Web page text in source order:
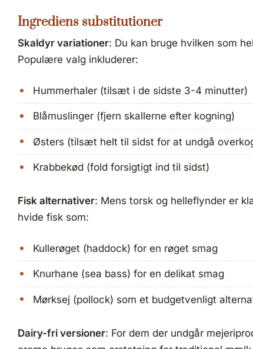
Ingrediens substitutioner
Skaldyr variationer: Du kan bruge hvilken som
Populære valg inkluderer:
Hummerhaler (tilsæt i de sidste 3-4 minutter)
Blåmuslinger (fjern skallerne efter kogning)
Østers (tilsæt helt til sidst for at undgå
Krabbekød (fold forsigtigt ind til sidst)
Fisk alternativer: Mens torsk og helleflynder er
hvide fisk som:
Kullerøget (haddock) for en røget smag
Knurhane (sea bass) for en delikat smag
Mørksej (pollock) som et budgetvenligt
Dairy-fri versioner: For dem der undgår